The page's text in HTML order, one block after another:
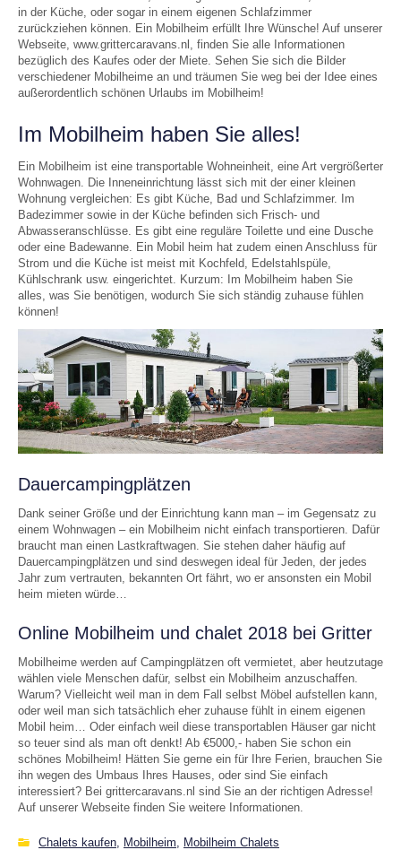
in der Küche, oder sogar in einem eigenen Schlafzimmer
zurückziehen können. Ein Mobilheim erfüllt Ihre Wünsche! Auf unserer
Webseite, www.grittercaravans.nl, finden Sie alle Informationen
bezüglich des Kaufes oder der Miete. Sehen Sie sich die Bilder
verschiedener Mobilheime an und träumen Sie weg bei der Idee eines
außerordentlich schönen Urlaubs im Mobilheim!
Im Mobilheim haben Sie alles!
Ein Mobilheim ist eine transportable Wohneinheit, eine Art vergrößerter
Wohnwagen. Die Inneneinrichtung lässt sich mit der einer kleinen
Wohnung vergleichen: Es gibt Küche, Bad und Schlafzimmer. Im
Badezimmer sowie in der Küche befinden sich Frisch- und
Abwasseranschlüsse. Es gibt eine reguläre Toilette und eine Dusche
oder eine Badewanne. Ein Mobil heim hat zudem einen Anschluss für
Strom und die Küche ist meist mit Kochfeld, Edelstahlspüle,
Kühlschrank usw. eingerichtet. Kurzum: Im Mobilheim haben Sie
alles, was Sie benötigen, wodurch Sie sich ständig zuhause fühlen
können!
Dauercampingplätzen
Dank seiner Größe und der Einrichtung kann man – im Gegensatz zu
einem Wohnwagen – ein Mobilheim nicht einfach transportieren. Dafür
braucht man einen Lastkraftwagen. Sie stehen daher häufig auf
Dauercampingplätzen und sind deswegen ideal für Jeden, der jedes
Jahr zum vertrauten, bekannten Ort fährt, wo er ansonsten ein Mobil
heim mieten würde…
Online Mobilheim und chalet 2018 bei Gritter
Mobilheime werden auf Campingplätzen oft vermietet, aber heutzutage
wählen viele Menschen dafür, selbst ein Mobilheim anzuschaffen.
Warum? Vielleicht weil man in dem Fall selbst Möbel aufstellen kann,
oder weil man sich tatsächlich eher zuhause fühlt in einem eigenen
Mobil heim… Oder einfach weil diese transportablen Häuser gar nicht
so teuer sind als man oft denkt! Ab €5000,- haben Sie schon ein
schönes Mobilheim! Hätten Sie gerne ein für Ihre Ferien, brauchen Sie
ihn wegen des Umbaus Ihres Hauses, oder sind Sie einfach
interessiert? Bei grittercaravans.nl sind Sie an der richtigen Adresse!
Auf unserer Webseite finden Sie weitere Informationen.
Chalets kaufen Mobilheim Mobilheim Chalets